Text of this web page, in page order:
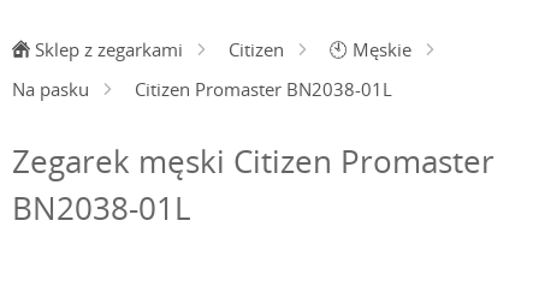
Sklep z zegarkami Citizen 🕙 Męskie
Na pasku
Citizen Promaster BN2038-01L
Zegarek męski Citizen Promaster
BN2038-01L